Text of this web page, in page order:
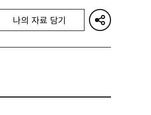
나의 자료 담기